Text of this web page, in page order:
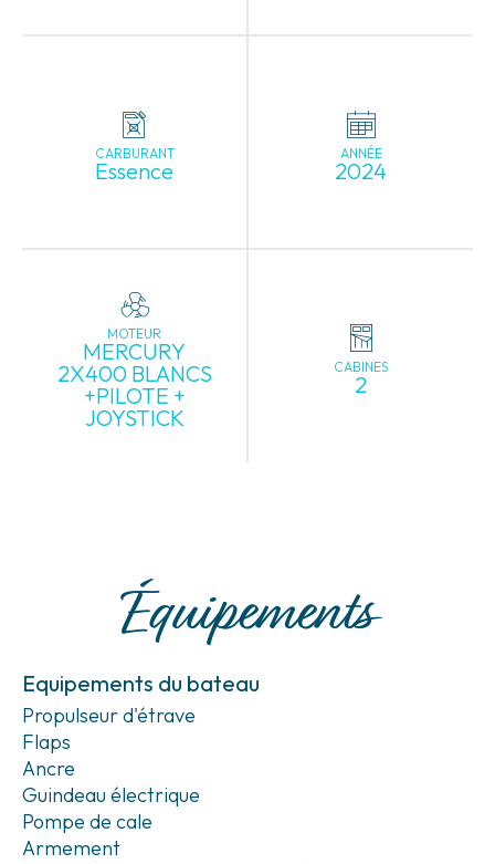
CARBURANT
Essence
ANNÉE
2024
MOTEUR
MERCURY
2X400 BLANCS
+PILOTE +
JOYSTICK
CABINES
2
Équipements
Equipements du bateau
Propulseur d'étrave
Flaps
Ancre
Guindeau électrique
Pompe de cale
Armement